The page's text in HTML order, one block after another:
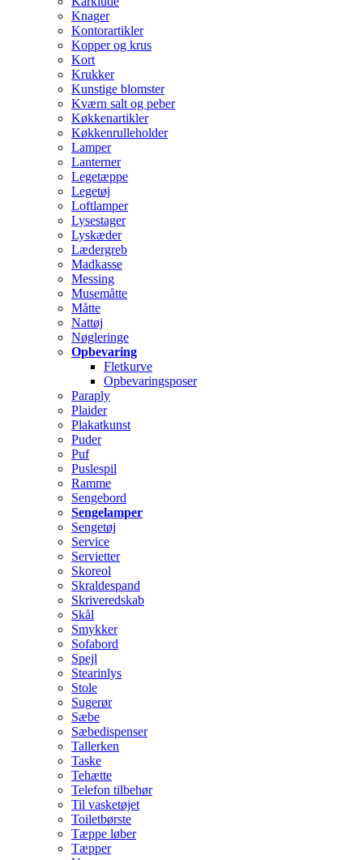
Knager
Kontorartikler
Kopper og krus
Kort
Krukker
Kunstige blomster
Kværn salt og peber
Køkkenartikler
Køkkenrulleholder
Lamper
Lanterner
Legetæppe
Legetøj
Loftlamper
Lysestager
Lyskæder
Lædergreb
Madkasse
Messing
Musemåtte
Måtte
Nattøj
Nøgleringe
Opbevaring
Fletkurve
Opbevaringsposer
Paraply
Plaider
Plakatkunst
Puder
Puf
Puslespil
Ramme
Sengebord
Sengelamper
Sengetøj
Service
Servietter
Skoreol
Skraldespand
Skriveredskab
Skål
Smykker
Sofabord
Spejl
Stearinlys
Stole
Sugerør
Sæbe
Sæbedispenser
Tallerken
Taske
Tehætte
Telefon tilbehør
Til vasketøjet
Toiletbørste
Tæppe løber
Tæpper